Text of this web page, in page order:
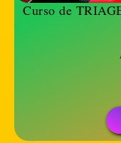
Curso de